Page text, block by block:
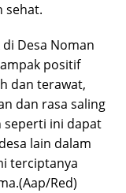
sehat.
Desa Noman
positif
dan terawat,
dan rasa saling
seperti ini dapat
lain dalam
terciptanya
Red)